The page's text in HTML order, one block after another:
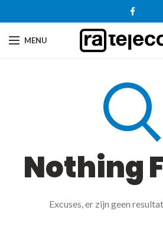
MENU
Nothing
Excuses, er zijn geen